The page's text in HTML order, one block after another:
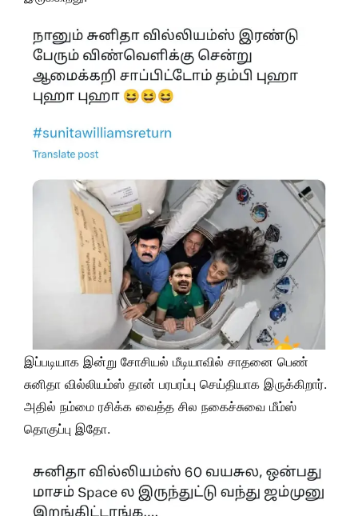
இப்படியாக இன்று சோசியல் மீடியாவில் சாதனை பெண்
சுனிதா வில்லியம்ஸ் தான் பரபரப்பு செய்தியாக இருக்கிறார்.
அதில் நம்மை ரசிக்க வைத்த சில நகைச்சுவை மீம்ஸ்
தொகுப்பு இதோ.